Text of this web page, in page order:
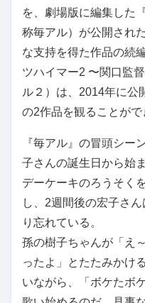
を、劇場版に編集した
称毎アル）が公開され
な支持を得た作品の続
ツハイマー2 〜関口監
ル２）は、2014年に公
の2作品を観ることがで
『毎アル』の冒頭シー
子さんの誕生日から始
デーケーキのろうそく
し、2週間後の宏子さ
り忘れている。
孫の樹子ちゃんが「え
ったよ」とたたみかけ
いながら、「ボケたボ